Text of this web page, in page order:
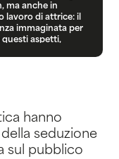
ma anche in
lavoro di attrice: il
immaginata per
questi aspetti,
di vista attoriale,
la cura
inducono a
danza presaga
hanno
seduzione
sul pubblico